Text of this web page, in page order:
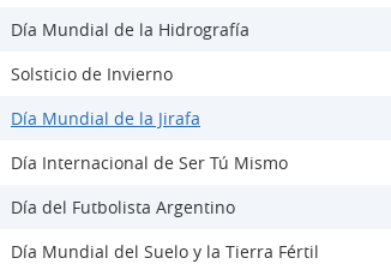
Día Mundial de la Hidrografía
Solsticio de Invierno
Día Mundial de la Jirafa
Día Internacional de Ser Tú Mismo
Día del Futbolista Argentino
Día Mundial del Suelo y la Tierra Fértil